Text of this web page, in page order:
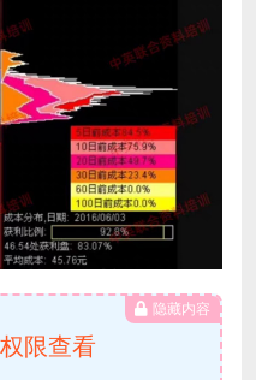
隐藏内容
限查看